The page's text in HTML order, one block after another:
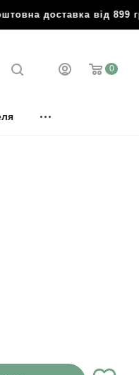
від 899 грн до
0